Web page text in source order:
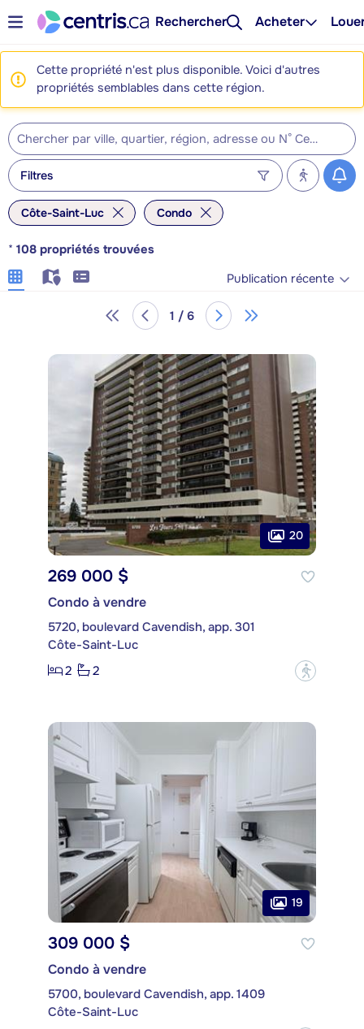
Rechercher Acheter
Cette propriété n'est plus disponible. Voici d'autres
propriétés semblables dans cette région.
Filtres
Côte-Saint-Luc Condo
* 108 propriétés trouvées
Publication récente
1 / 6
20
269 000 $
Condo à vendre
5720, boulevard Cavendish, app. 301
Côte-Saint-Luc
2
2 ?
19
309 000 $
Condo à vendre
5700, boulevard Cavendish, app. 1409
Côte-Saint-Luc